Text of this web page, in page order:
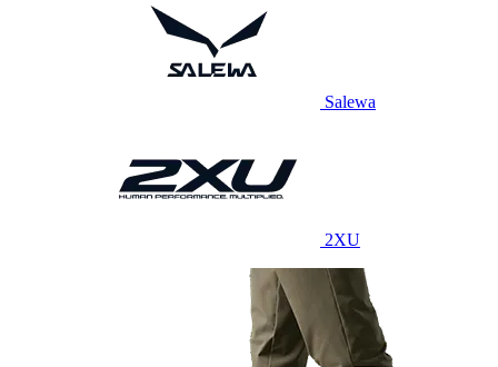
Salewa
2XU